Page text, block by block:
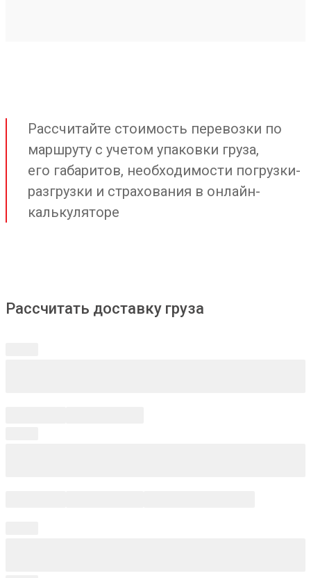
Рассчитайте стоимость перевозки по
маршруту с учетом упаковки груза,
его габаритов, необходимости погрузки-
разгрузки и страхования в онлайн-
калькуляторе
Рассчитать доставку груза